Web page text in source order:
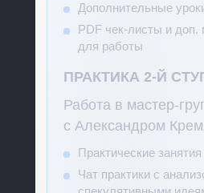
Практические занятия
Чат практики с
Дополнительные
PDF чек-листы и доп.
для работы
ПРАКТИКА 2-Й
Работа в мастер-
с Александром